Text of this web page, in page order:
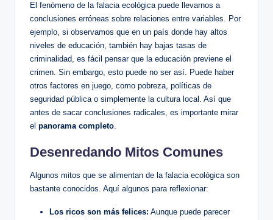
El fenómeno de la falacia ecológica puede llevarnos a
conclusiones erróneas sobre relaciones entre variables. Por
ejemplo, si observamos que en un país donde hay altos
niveles de educación, también hay bajas tasas de
criminalidad, es fácil pensar que la educación previene el
crimen. Sin embargo, esto puede no ser así. Puede haber
otros factores en juego, como pobreza, políticas de
seguridad pública o simplemente la cultura local. Así que
antes de sacar conclusiones radicales, es importante mirar
el panorama completo.
Desenredando Mitos Comunes
Algunos mitos que se alimentan de la falacia ecológica son
bastante conocidos. Aquí algunos para reflexionar:
Los ricos son más felices: Aunque puede parecer